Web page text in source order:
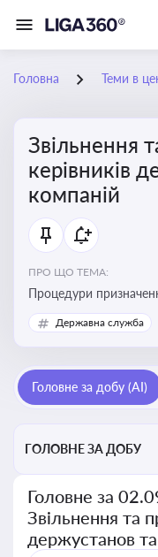
Головна Теми в
Звільнення
керівників
компаній
ПРО ЩО ТЕМА:
Процедури
установ та підприємств
Державна служба
Головне за добу (AI)
ГОЛОВНЕ ЗА ДОБУ
Головне за
Звільнення та
держустанов